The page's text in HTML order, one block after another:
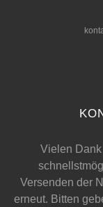
Vielen
Versenden der
erneut. Bitten